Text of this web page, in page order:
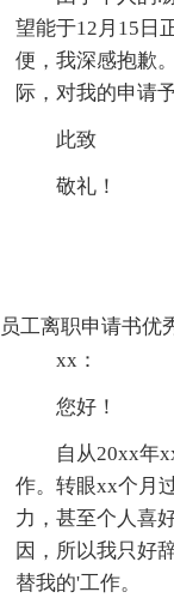
望能于12月15日
便，我深感抱歉
际，对我的申请
此致
敬礼！
员工离职申请书优
xx：
您好！
自从20xx年
作。转眼xx个月
力，甚至个人喜
因，所以我只好
替我的'工作。